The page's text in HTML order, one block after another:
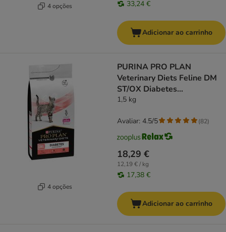
4 opções 33,24 €
Adicionar ao carrinho
4 opções
PURINA PRO PLAN
Veterinary Diets Feline DM
ST/OX Diabetes
Management
1,5 kg
18,29 €
12,19 € / kg
17,38 €
Avaliar: 4.5/5 (82)
Adicionar ao carrinho